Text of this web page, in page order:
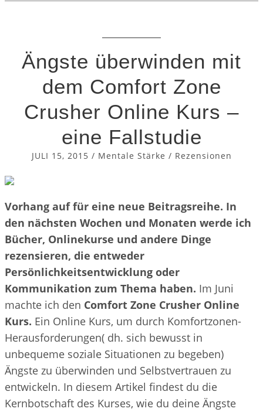
Ängste überwinden mit
dem Comfort Zone
Crusher Online Kurs –
eine Fallstudie
JULI 15, 2015 / Mentale Stärke / Rezensionen
Vorhang auf für eine neue Beitragsreihe. In
den nächsten Wochen und Monaten werde ich
Bücher, Onlinekurse und andere Dinge
rezensieren, die entweder
Persönlichkeitsentwicklung oder
Kommunikation zum Thema haben. Im Juni
machte ich den Comfort Zone Crusher Online
Kurs. Ein Online Kurs, um durch Komfortzonen-
Herausforderungen( dh. sich bewusst in
unbequeme soziale Situationen zu begeben)
Ängste zu überwinden und Selbstvertrauen zu
entwickeln. In diesem Artikel findest du die
Kernbotschaft des Kurses, wie du deine Ängste